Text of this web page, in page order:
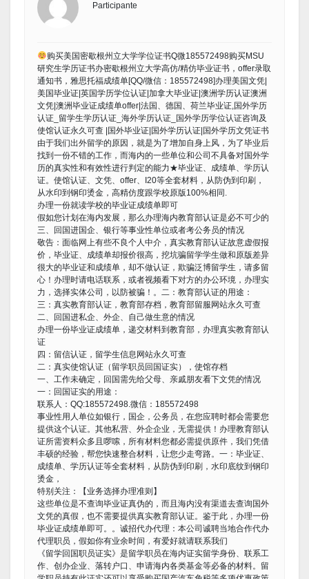
Participante
购买美国密歇根州立大学学位证书Q微185572498购买MSU
研究生学历证书办密歇根州立大学高仿/精仿毕业证书，offer录取
通知书，雅思托福成绩单[QQ/微信：185572498]办理美国文凭|
美国毕业证|英国学历学位认证|加拿大毕业证|澳洲学历认证澳洲
文凭|澳洲毕业证成绩单offer|法国、德国、荷兰毕业证,国外学历
认证_留学生学历认证_海外学历认证_国外学历学位认证咨询及
使馆认证永久可查 |国外毕业证|国外学历认证|国外学历文凭证书
由于我们出外留学的原因，就是为了增加自身上风，为了毕业后
找到一份不错的工作，而海内的一些单位和公司不具备对国外学
历的真实性和有效性进行判定的能力★毕业证、成绩单、学历认
证。使馆认证、文凭、offer、I20等全套材料，从防伪到印刷，
从水印到钢印烫金，高精仿度跟学校原版100%相同.
办理一份就读学校的毕业证成绩单即可
假如您计划在海内发展，那么办理海内教育部认证是必不可少的
三、回国进国企、银行等事业性单位或者考公务员的情况
敬告：面临网上有些不良个人中介，真实教育部认证故意虚假报
价，毕业证、成绩单却报价很高，挖坑骗留学学生做和原版差异
很大的毕业证和成绩单，却不做认证，欺骗泛博留学生，请多留
心！办理时请电话联系，或者视频看下对方的办公环境，办理实
力，选择实体公司，以防被骗！。二：教育部认证的用途：
三：真实教育部认证，教育部存档，教育部留服网站永久可查
二、回国进私企、外企、自己做生意的情况
办理一份毕业证成绩单，递交材料到教育部，办理真实教育部认
证
四：留信认证，留学生信息网站永久可查
二：真实使馆认证（留学职员回国证实），使馆存档
一、工作未确定，回国需先给父母、亲戚朋友看下文凭的情况
一：回国证实的用途：
联系人：QQ:185572498.微信：185572498
事业性用人单位如银行，国企，公务员，在您应聘时都会需要您
提供这个认证。其他私营、外企企业，无需提供！办理教育部认
证所需资料众多且啰嗦，所有材料您都必需提供原件，我们凭借
丰硕的经验，帮您快速整合材料，让您少走弯路。一：毕业证、
成绩单、学历认证等全套材料，从防伪到印刷，水印底纹到钢印
烫金，
特别关注：【业务选择办理准则】
这些单位是不查询毕业证真伪的，而且海内没有渠道去查询国外
文凭的真假，也不需要提供真实教育部认证。鉴于此，办理一份
毕业证成绩单即可。。诚招代办代理：本公司诚聘当地合作代办
代理职员，假如你有业余时间，有爱好就请联系我们
《留学回国职员证实》是留学职员在海内证实留学身份、联系工
作、创办企业、落转户口、申请海内各类基金等必备的材料。留